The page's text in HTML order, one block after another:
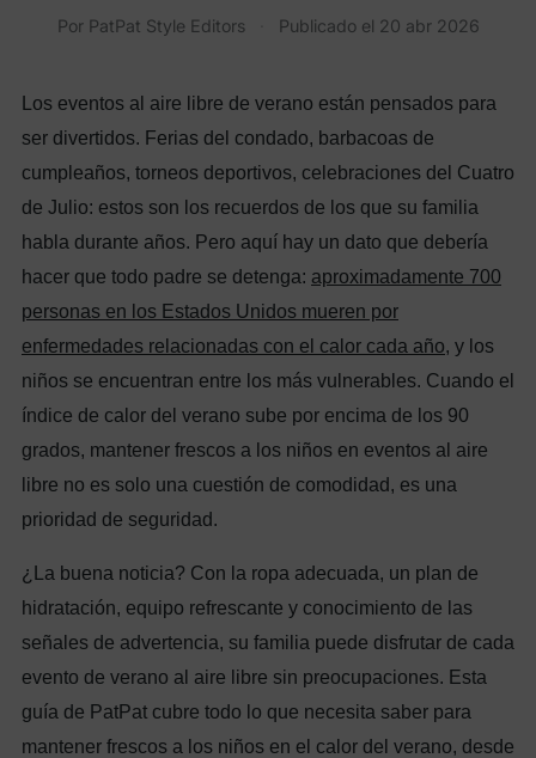
Por PatPat Style Editors Publicado el 20 abr 2026
Los eventos al aire libre de verano están pensados para
ser divertidos. Ferias del condado, barbacoas de
cumpleaños, torneos deportivos, celebraciones del Cuatro
de Julio: estos son los recuerdos de los que su familia
habla durante años. Pero aquí hay un dato que debería
hacer que todo padre se detenga: aproximadamente 700
personas en los Estados Unidos mueren por
enfermedades relacionadas con el calor cada año, y los
niños se encuentran entre los más vulnerables. Cuando el
índice de calor del verano sube por encima de los 90
grados, mantener frescos a los niños en eventos al aire
libre no es solo una cuestión de comodidad, es una
prioridad de seguridad.
¿La buena noticia? Con la ropa adecuada, un plan de
hidratación, equipo refrescante y conocimiento de las
señales de advertencia, su familia puede disfrutar de cada
evento de verano al aire libre sin preocupaciones. Esta
guía de PatPat cubre todo lo que necesita saber para
mantener frescos a los niños en el calor del verano, desde